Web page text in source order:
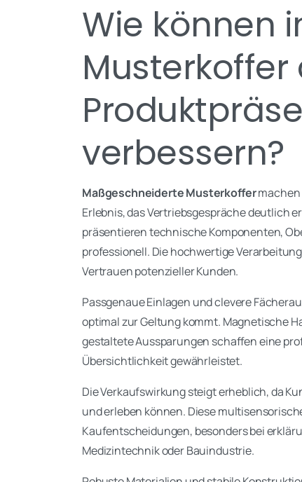
Wie können
Musterkoffer
verbessern?
Maßgeschneiderte Musterkoffermachen
Erlebnis, das Vertriebsgespräche deutlich
präsentieren technische Komponenten,
professionell. Die hochwertige
Vertrauen potenzieller Kunden.
Passgenaue Einlagen und clevere
optimal zur Geltung kommt. Magnetische
gestaltete Aussparungen schaffen eine
Übersichtlichkeit gewährleistet.
Die Verkaufswirkung steigt erheblich, da
und erleben können. Diese
Kaufentscheidungen, besonders bei
Medizintechnik oder Bauindustrie.